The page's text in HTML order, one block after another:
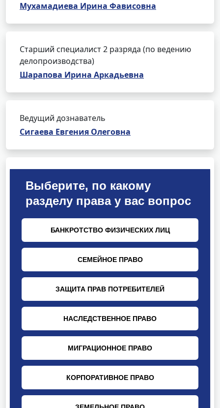
Мухамадиева Ирина Фависовна
Старший специалист 2 разряда (по ведению
делопроизводства)
Шарапова Ирина Аркадьевна
Ведущий дознаватель
Сигаева Евгения Олеговна